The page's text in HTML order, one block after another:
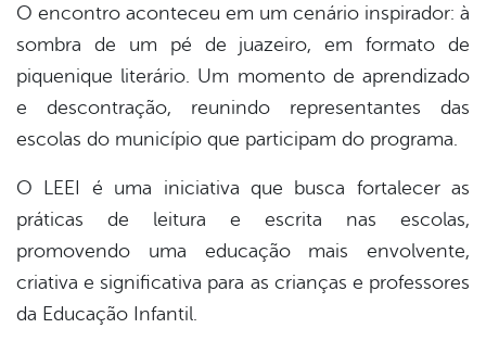
O encontro aconteceu em um cenário inspirador: à
sombra de um pé de juazeiro, em formato de
piquenique literário. Um momento de aprendizado
e descontração, reunindo representantes das
escolas do município que participam do programa.
O LEEI é uma iniciativa que busca fortalecer as
práticas de leitura e escrita nas escolas,
promovendo uma educação mais envolvente,
criativa e significativa para as crianças e professores
da Educação Infantil.